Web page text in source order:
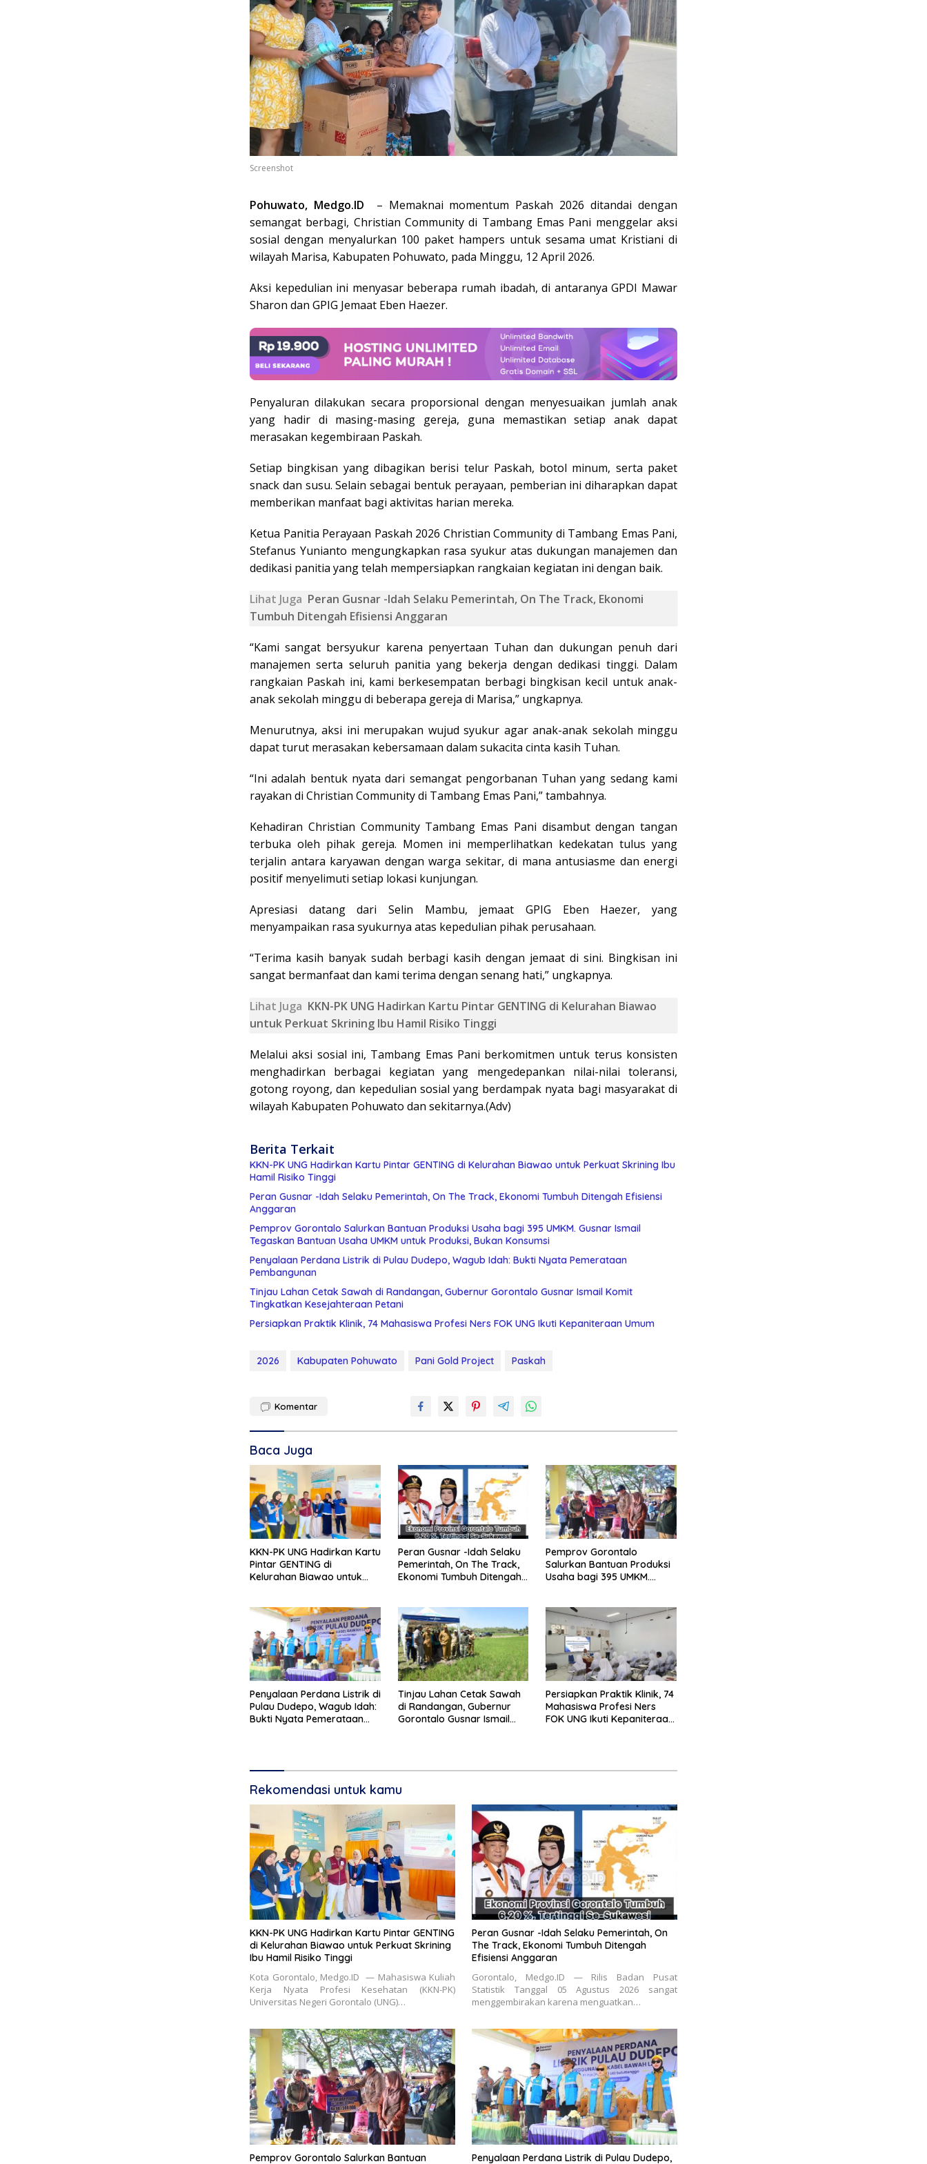
Screenshot
Pohuwato, Medgo.ID – Memaknai momentum Paskah 2026 ditandai dengan
semangat berbagi, Christian Community di Tambang Emas Pani menggelar aksi
sosial dengan menyalurkan 100 paket hampers untuk sesama umat Kristiani di
wilayah Marisa, Kabupaten Pohuwato, pada Minggu, 12 April 2026.
Aksi kepedulian ini menyasar beberapa rumah ibadah, di antaranya GPDI Mawar
Sharon dan GPIG Jemaat Eben Haezer.
Penyaluran dilakukan secara proporsional dengan menyesuaikan jumlah anak
yang hadir di masing-masing gereja, guna memastikan setiap anak dapat
merasakan kegembiraan Paskah.
Setiap bingkisan yang dibagikan berisi telur Paskah, botol minum, serta paket
snack dan susu. Selain sebagai bentuk perayaan, pemberian ini diharapkan dapat
memberikan manfaat bagi aktivitas harian mereka.
Ketua Panitia Perayaan Paskah 2026 Christian Community di Tambang Emas Pani,
Stefanus Yunianto mengungkapkan rasa syukur atas dukungan manajemen dan
dedikasi panitia yang telah mempersiapkan rangkaian kegiatan ini dengan baik.
Lihat Juga Peran Gusnar -Idah Selaku Pemerintah, On The Track, Ekonomi
Tumbuh Ditengah Efisiensi Anggaran
“Kami sangat bersyukur karena penyertaan Tuhan dan dukungan penuh dari
manajemen serta seluruh panitia yang bekerja dengan dedikasi tinggi. Dalam
rangkaian Paskah ini, kami berkesempatan berbagi bingkisan kecil untuk anak-
anak sekolah minggu di beberapa gereja di Marisa,” ungkapnya.
Menurutnya, aksi ini merupakan wujud syukur agar anak-anak sekolah minggu
dapat turut merasakan kebersamaan dalam sukacita cinta kasih Tuhan.
“Ini adalah bentuk nyata dari semangat pengorbanan Tuhan yang sedang kami
rayakan di Christian Community di Tambang Emas Pani,” tambahnya.
Kehadiran Christian Community Tambang Emas Pani disambut dengan tangan
terbuka oleh pihak gereja. Momen ini memperlihatkan kedekatan tulus yang
terjalin antara karyawan dengan warga sekitar, di mana antusiasme dan energi
positif menyelimuti setiap lokasi kunjungan.
Apresiasi datang dari Selin Mambu, jemaat GPIG Eben Haezer, yang
menyampaikan rasa syukurnya atas kepedulian pihak perusahaan.
“Terima kasih banyak sudah berbagi kasih dengan jemaat di sini. Bingkisan ini
sangat bermanfaat dan kami terima dengan senang hati,” ungkapnya.
Lihat Juga KKN-PK UNG Hadirkan Kartu Pintar GENTING di Kelurahan Biawao
untuk Perkuat Skrining Ibu Hamil Risiko Tinggi
Melalui aksi sosial ini, Tambang Emas Pani berkomitmen untuk terus konsisten
menghadirkan berbagai kegiatan yang mengedepankan nilai-nilai toleransi,
gotong royong, dan kepedulian sosial yang berdampak nyata bagi masyarakat di
wilayah Kabupaten Pohuwato dan sekitarnya.(Adv)
Berita Terkait
KKN-PK UNG Hadirkan Kartu Pintar GENTING di Kelurahan Biawao untuk Perkuat Skrining Ibu
Hamil Risiko Tinggi
Peran Gusnar -Idah Selaku Pemerintah, On The Track, Ekonomi Tumbuh Ditengah Efisiensi
Anggaran
Pemprov Gorontalo Salurkan Bantuan Produksi Usaha bagi 395 UMKM. Gusnar Ismail
Tegaskan Bantuan Usaha UMKM untuk Produksi, Bukan Konsumsi
Penyalaan Perdana Listrik di Pulau Dudepo, Wagub Idah: Bukti Nyata Pemerataan
Pembangunan
Tinjau Lahan Cetak Sawah di Randangan, Gubernur Gorontalo Gusnar Ismail Komit
Tingkatkan Kesejahteraan Petani
Persiapkan Praktik Klinik, 74 Mahasiswa Profesi Ners FOK UNG Ikuti Kepaniteraan Umum
2026 Kabupaten Pohuwato Pani Gold Project Paskah
Komentar
Baca Juga
KKN-PK UNG Hadirkan Kartu
Pintar GENTING di
Kelurahan Biawao untuk
Peran Gusnar -Idah Selaku
Pemerintah, On The Track,
Ekonomi Tumbuh Ditengah
Pemprov Gorontalo
Salurkan Bantuan Produksi
Usaha bagi 395 UMKM.
Produksi, Bukan Konsumsi
Penyalaan Perdana Listrik di
Pulau Dudepo, Wagub Idah:
Bukti Nyata Pemerataan
Tinjau Lahan Cetak Sawah
di Randangan, Gubernur
Gorontalo Gusnar Ismail
Persiapkan Praktik Klinik, 74
Mahasiswa Profesi Ners
FOK UNG Ikuti Kepaniteraan
Rekomendasi untuk kamu
KKN-PK UNG Hadirkan Kartu Pintar GENTING
di Kelurahan Biawao untuk Perkuat Skrining
Ibu Hamil Risiko Tinggi
Kota Gorontalo, Medgo.ID — Mahasiswa Kuliah
Kerja Nyata Profesi Kesehatan (KKN-PK)
Universitas Negeri Gorontalo (UNG)…
Peran Gusnar -Idah Selaku Pemerintah, On
The Track, Ekonomi Tumbuh Ditengah
Efisiensi Anggaran
Gorontalo, Medgo.ID — Rilis Badan Pusat
Statistik Tanggal 05 Agustus 2026 sangat
menggembirakan karena menguatkan…
Pemprov Gorontalo Salurkan Bantuan Penyalaan Perdana Listrik di Pulau Dudepo,